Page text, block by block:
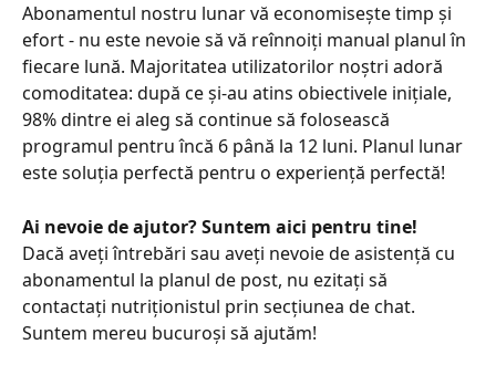
Abonamentul nostru lunar vă economisește timp și
efort - nu este nevoie să vă reînnoiți manual planul în
fiecare lună. Majoritatea utilizatorilor noștri adoră
comoditatea: după ce și-au atins obiectivele inițiale,
98% dintre ei aleg să continue să folosească
programul pentru încă 6 până la 12 luni. Planul lunar
este soluția perfectă pentru o experiență perfectă!
Ai nevoie de ajutor? Suntem aici pentru tine!
Dacă aveți întrebări sau aveți nevoie de asistență cu
abonamentul la planul de post, nu ezitați să
contactați nutriționistul prin secțiunea de chat.
Suntem mereu bucuroși să ajutăm!